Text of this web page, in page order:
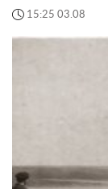
15:25 03.08